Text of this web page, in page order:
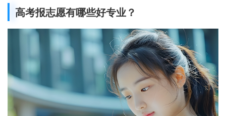
高考报志愿有哪些好专业？